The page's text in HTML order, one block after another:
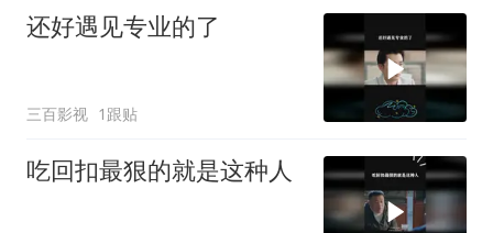
还好遇见专业的了
三百影视 1跟贴
吃回扣最狠的就是这种人